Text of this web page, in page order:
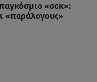
«σοκ»:
«παράλογους»